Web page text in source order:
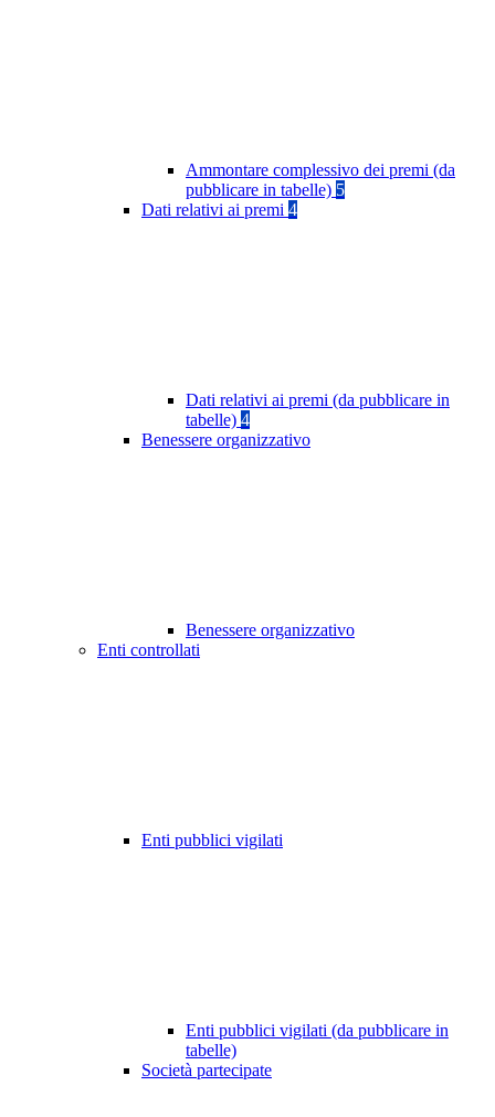
Ammontare complessivo dei premi (da
pubblicare in tabelle) 5
Dati relativi ai premi 4
Dati relativi ai premi (da pubblicare in
tabelle) 4
Benessere organizzativo
Benessere organizzativo
Enti controllati
Enti pubblici vigilati
Enti pubblici vigilati (da pubblicare in
tabelle)
Società partecipate